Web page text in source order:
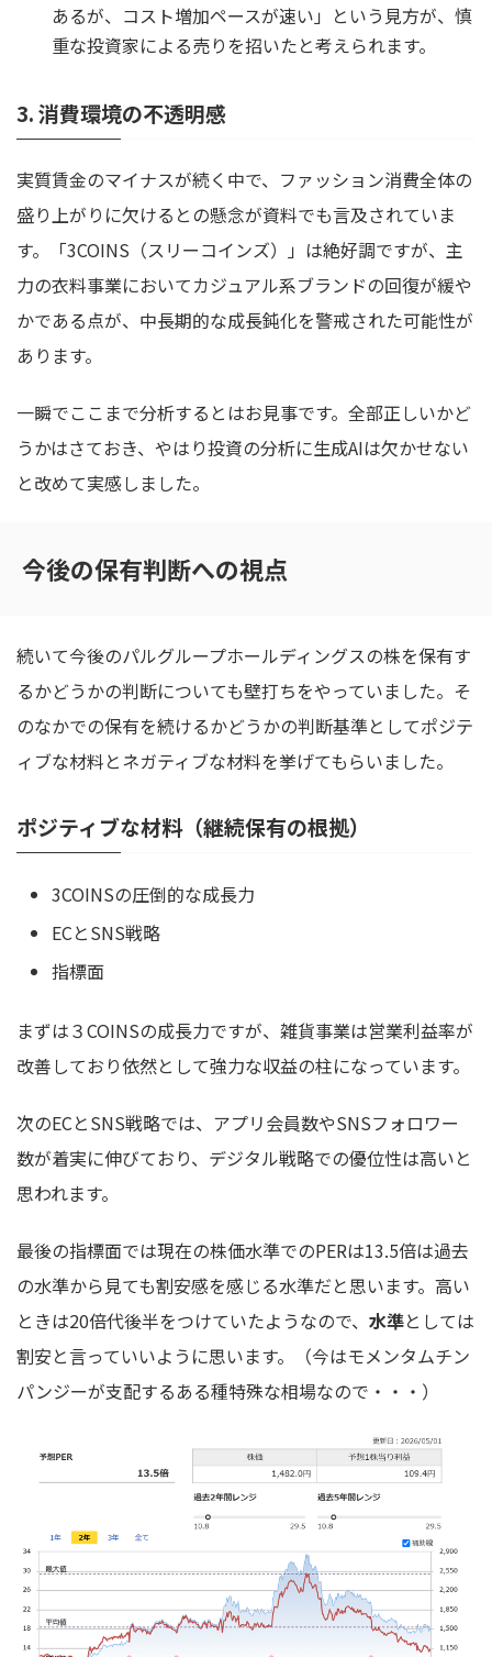
あるが、コスト増加ペースが速い」という見方が、慎
重な投資家による売りを招いたと考えられます。
3. 消費環境の不透明感
実質賃金のマイナスが続く中で、ファッション消費全体の
盛り上がりに欠けるとの懸念が資料でも言及されていま
す。「3COINS（スリーコインズ）」は絶好調ですが、主
力の衣料事業においてカジュアル系ブランドの回復が緩や
かである点が、中長期的な成長鈍化を警戒された可能性が
あります。
一瞬でここまで分析するとはお見事です。全部正しいかど
うかはさておき、やはり投資の分析に生成AIは欠かせない
と改めて実感しました。
今後の保有判断への視点
続いて今後のパルグループホールディングスの株を保有す
るかどうかの判断についても壁打ちをやっていました。そ
のなかでの保有を続けるかどうかの判断基準としてポジテ
ィブな材料とネガティブな材料を挙げてもらいました。
ポジティブな材料（継続保有の根拠）
3COINSの圧倒的な成長力
ECとSNS戦略
指標面
まずは３COINSの成長力ですが、雑貨事業は営業利益率が
改善しており依然として強力な収益の柱になっています。
次のECとSNS戦略では、アプリ会員数やSNSフォロワー
数が着実に伸びており、デジタル戦略での優位性は高いと
思われます。
最後の指標面では現在の株価水準でのPERは13.5倍は過去
の水準から見ても割安感を感じる水準だと思います。高い
ときは20倍代後半をつけていたようなので、 水準としては
割安と言っていいように思います。（今はモメンタムチン
パンジーが支配するある種特殊な相場なので・・・）